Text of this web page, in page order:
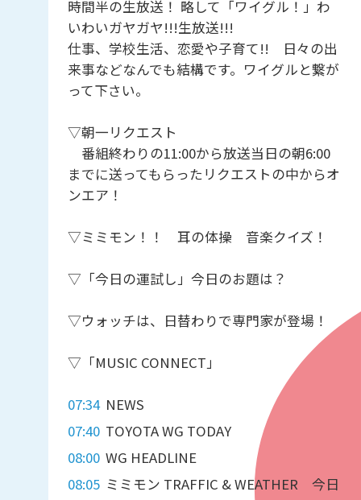
時間半の生放送！ 略して「ワイグル！」わ
いわいガヤガヤ!!!生放送!!!
仕事、学校生活、恋愛や子育て!! 日々の出
来事などなんでも結構です。ワイグルと繋が
って下さい。
▽朝一リクエスト
番組終わりの11:00から放送当日の朝6:00
までに送ってもらったリクエストの中からオ
ンエア！
▽ミミモン！！ 耳の体操 音楽クイズ！
▽「今日の運試し」今日のお題は？
▽ウォッチは、日替わりで専門家が登場！
▽「MUSIC CONNECT」
07:34 NEWS
07:40 TOYOTA WG TODAY
08:00 WG HEADLINE
08:05 ミミモン TRAFFIC & WEATHER 今日